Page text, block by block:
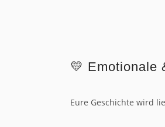
💛 Emotionale
Eure Geschichte wird